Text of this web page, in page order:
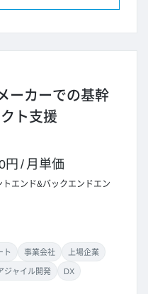
ーカーでの基幹
ト支援
円 / 月単価
トエンド&バックエンドエン
ト 事業会社 上場企業
ジャイル開発 DX